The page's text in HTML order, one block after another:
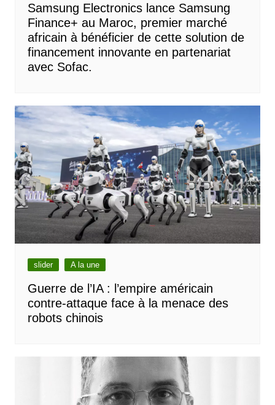
Samsung Electronics lance Samsung
Finance+ au Maroc, premier marché
africain à bénéficier de cette solution de
financement innovante en partenariat
avec Sofac.
slider A la une
Guerre de l’IA : l’empire américain
contre-attaque face à la menace des
robots chinois